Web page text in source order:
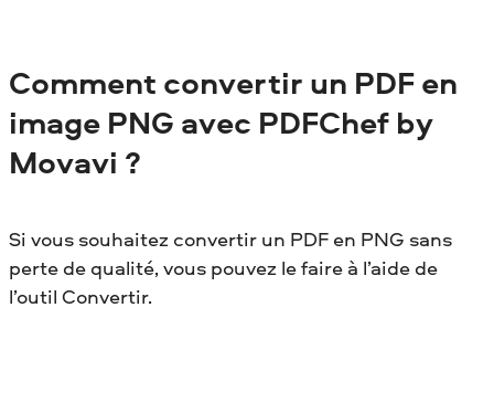
Comment convertir un PDF en
image PNG avec PDFChef by
Movavi ?
Si vous souhaitez convertir un PDF en PNG sans
perte de qualité, vous pouvez le faire à l’aide de
l’outil Convertir.